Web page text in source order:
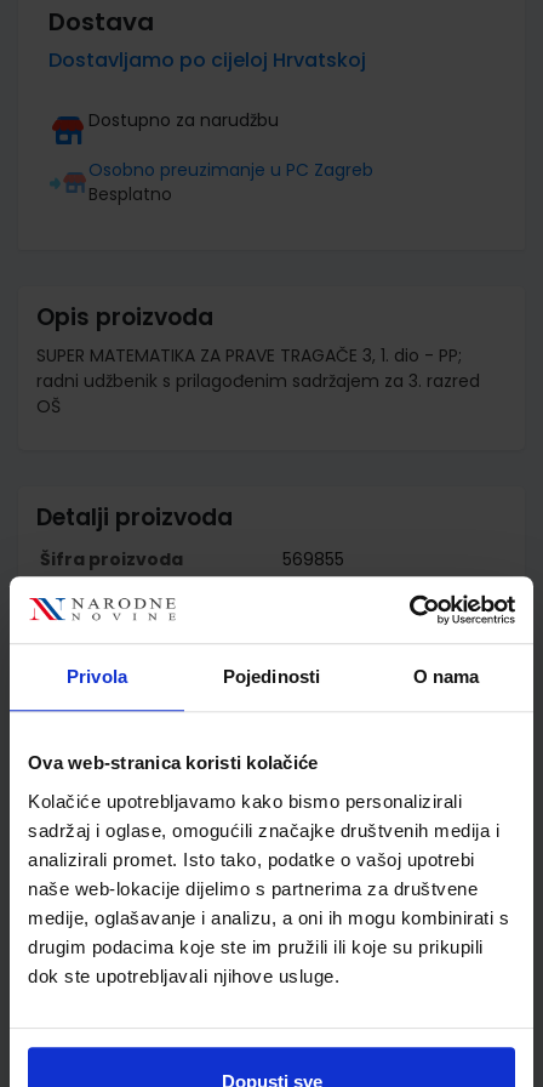
Privola Pojedinosti O nama
Ova web-stranica koristi kolačiće
Kolačiće upotrebljavamo kako bismo personalizirali
sadržaj i oglase, omogućili značajke društvenih medija i
analizirali promet. Isto tako, podatke o vašoj upotrebi
naše web-lokacije dijelimo s partnerima za društvene
medije, oglašavanje i analizu, a oni ih mogu kombinirati s
drugim podacima koje ste im pružili ili koje su prikupili
dok ste upotrebljavali njihove usluge.
Dopusti sve
Dostava
Dostavljamo po cijeloj Hrvatskoj
Dostupno za narudžbu
Osobno preuzimanje u PC Zagreb
Besplatno
Opis proizvoda
SUPER MATEMATIKA ZA PRAVE TRAGAČE 3, 1. dio - PP;
radni udžbenik s prilagođenim sadržajem za 3. razred
OŠ
Detalji proizvoda
Šifra proizvoda
569855
Nakladnik
PROFIL KLETT d.o.o.
Roje Tkalčec Lažeta
Školski razred
Nastavni predmet
MATEMATIKA PP
Reg br min
7947